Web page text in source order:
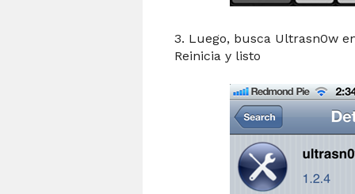
3. Luego, busca Ultrasn0w
Reinicia y listo